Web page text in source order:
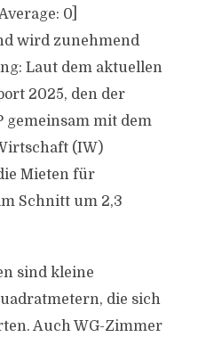
0]
wird zunehmend
Laut dem aktuellen
2025, den der
gemeinsam mit dem
(IW)
Mieten für
Schnitt um 2,3
sind kleine
die sich
Auch WG-Zimmer